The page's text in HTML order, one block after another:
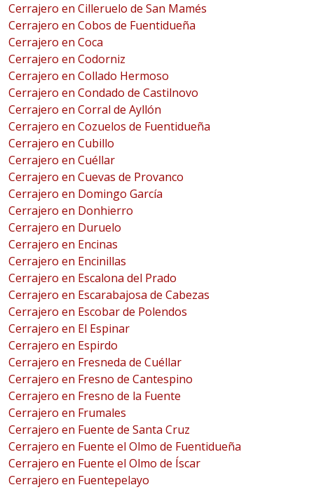
Cerrajero en Cilleruelo de San Mamés
Cerrajero en Cobos de Fuentidueña
Cerrajero en Coca
Cerrajero en Codorniz
Cerrajero en Collado Hermoso
Cerrajero en Condado de Castilnovo
Cerrajero en Corral de Ayllón
Cerrajero en Cozuelos de Fuentidueña
Cerrajero en Cubillo
Cerrajero en Cuéllar
Cerrajero en Cuevas de Provanco
Cerrajero en Domingo García
Cerrajero en Donhierro
Cerrajero en Duruelo
Cerrajero en Encinas
Cerrajero en Encinillas
Cerrajero en Escalona del Prado
Cerrajero en Escarabajosa de Cabezas
Cerrajero en Escobar de Polendos
Cerrajero en El Espinar
Cerrajero en Espirdo
Cerrajero en Fresneda de Cuéllar
Cerrajero en Fresno de Cantespino
Cerrajero en Fresno de la Fuente
Cerrajero en Frumales
Cerrajero en Fuente de Santa Cruz
Cerrajero en Fuente el Olmo de Fuentidueña
Cerrajero en Fuente el Olmo de Íscar
Cerrajero en Fuentepelayo